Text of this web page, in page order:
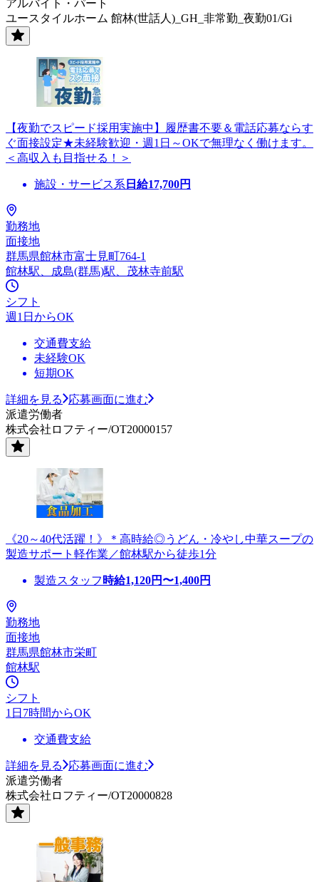
アルバイト・パート
ユースタイルホーム 館林(世話人)_GH_非常勤_夜勤01/Gi
【夜勤でスピード採用実施中】履歴書不要＆電話応募ならす
ぐ面接設定★未経験歓迎・週1日～OKで無理なく働けます。
＜高収入も目指せる！＞
施設・サービス系 日給17,700円
勤務地
面接地
群馬県館林市富士見町764-1
館林駅、成島(群馬)駅、茂林寺前駅
シフト
週1日からOK
交通費支給
未経験OK
短期OK
詳細を見る
応募画面に進む
派遣労働者
株式会社ロフティー/OT20000157
《20～40代活躍！》＊高時給◎うどん・冷やし中華スープの
製造サポート軽作業／館林駅から徒歩1分
製造スタッフ 時給1,120円〜1,400円
勤務地
面接地
群馬県館林市栄町
館林駅
シフト
1日7時間からOK
交通費支給
詳細を見る
応募画面に進む
派遣労働者
株式会社ロフティー/OT20000828